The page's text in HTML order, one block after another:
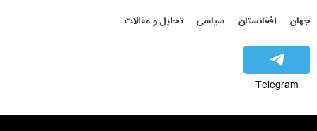
جهان افغانستان سیاسی تحلیل و مقالات
Telegram